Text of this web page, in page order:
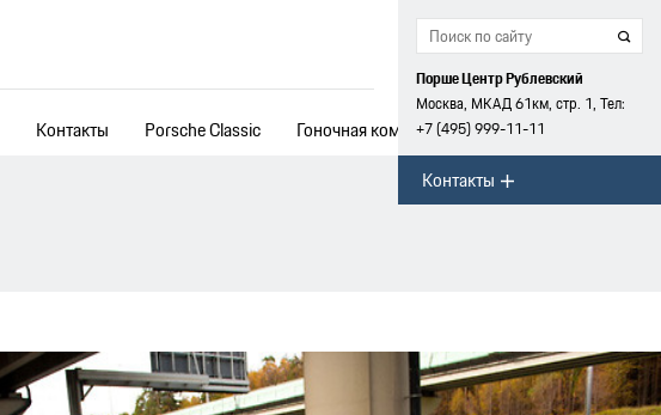
Контакты Porsche Classic Гоночная команда
Порше Центр Рублевский
Москва, МКАД 61км, стр. 1, Тел:
+7 (495) 999-11-11
Контакты